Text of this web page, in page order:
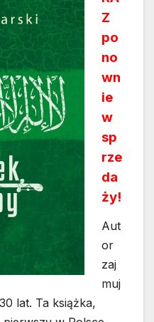
Z
po
no
wn
ie
w
sp
rze
da
ży!
Aut
or
zaj
muj
lat. Ta książka,